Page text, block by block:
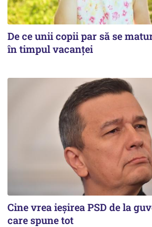
De ce unii copii par să se
în timpul vacanței
Cine vrea ieșirea PSD de la
care spune tot